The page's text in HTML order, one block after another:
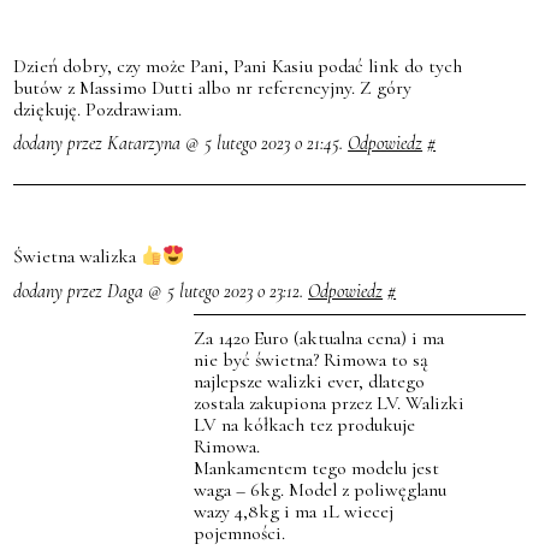
Dzień dobry, czy może Pani, Pani Kasiu podać link do tych
butów z Massimo Dutti albo nr referencyjny. Z góry
dziękuję. Pozdrawiam.
dodany przez Katarzyna @ 5 lutego 2023 o 21:45. Odpowiedz #
Świetna walizka
dodany przez Daga @ 5 lutego 2023 o 23:12. Odpowiedz #
Za 1420 Euro (aktualna cena) i ma
nie być świetna? Rimowa to są
najlepsze walizki ever, dlatego
zostala zakupiona przez LV. Walizki
LV na kółkach tez produkuje
Rimowa.
Mankamentem tego modelu jest
waga – 6kg. Model z poliwęglanu
wazy 4,8kg i ma 1L wiecej
pojemności.